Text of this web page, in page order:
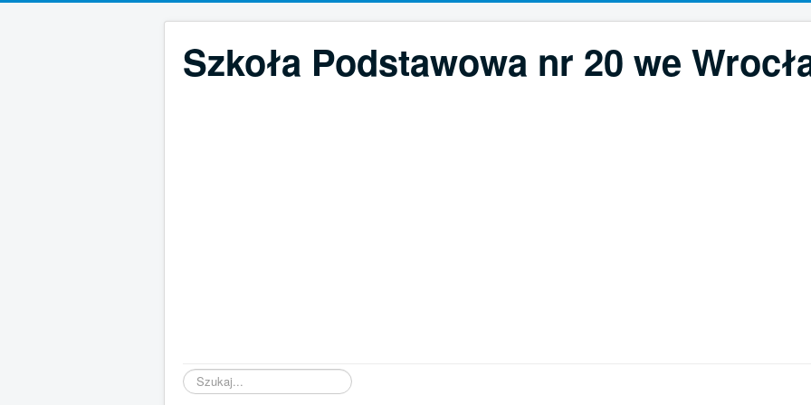
Szkoła Podstawowa nr 20 we
Szukaj...